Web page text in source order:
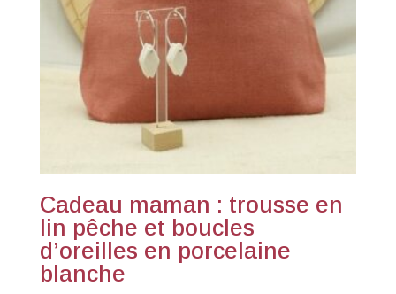
Cadeau maman : trousse en
lin pêche et boucles
d’oreilles en porcelaine
blanche